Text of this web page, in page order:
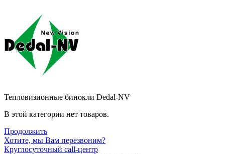
Тепловизионные бинокли Dedal-NV
В этой категории нет товаров.
Продолжить
Хотите, мы Вам перезвоним?
Круглосуточный call-центр